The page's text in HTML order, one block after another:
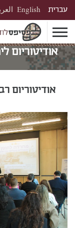
עברית English
אודיטוריום
אודיטוריום